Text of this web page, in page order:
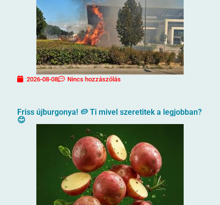
2026-08-08 Nincs hozzászólás
Friss újburgonya! 🥔 Ti mivel szeretitek a legjobban?
😊